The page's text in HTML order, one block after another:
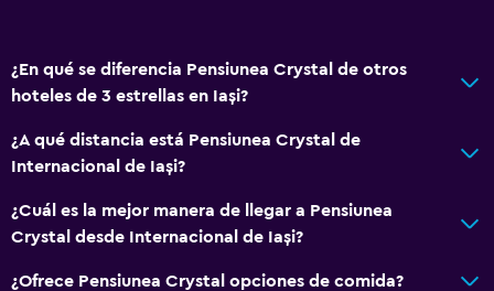
Baño privado
Cocina
Copas
Lavavajillas
Nevera
Comedor
¿En qué se diferencia Pensiunea Crystal de otros
hoteles de 3 estrellas en Iași?
¿A qué distancia está Pensiunea Crystal de
Internacional de Iași?
¿Cuál es la mejor manera de llegar a Pensiunea
Crystal desde Internacional de Iași?
¿Ofrece Pensiunea Crystal opciones de comida?